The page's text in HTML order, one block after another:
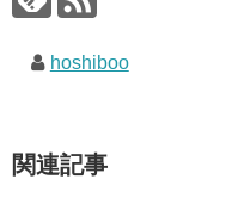
hoshiboo
関連記事